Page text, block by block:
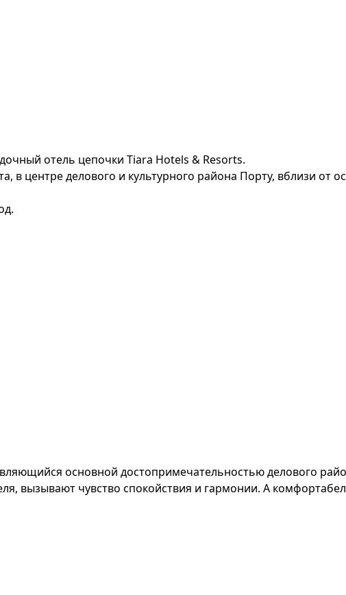
отель цепочки Tiara Hotels & Resorts.
в центре делового и культурного района Порту, вблизи от
основной достопримечательностью делового
вызывают чувство спокойствия и гармонии. А